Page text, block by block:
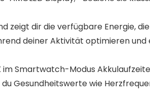
zeigt dir die verfügbare Energie,
deiner Aktivität optimieren und
im Smartwatch-Modus
du Gesundheitswerte wie